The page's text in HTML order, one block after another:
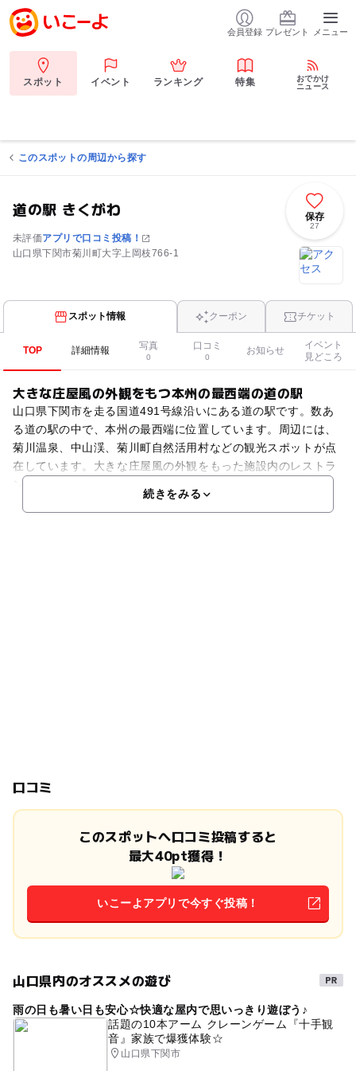
会員登録 プレゼント メニュー
スポット イベント ランキング 特集
おでかけ
ニュース
このスポットの周辺から探す
道の駅 きくがわ
未評価アプリで口コミ投稿！
山口県下関市菊川町大字上岡枝766-1
保存
27
スポット情報 クーポン チケット
TOP 詳細情報 写真
0
口コミ
0
お知らせ
イベント
見どころ
大きな庄屋風の外観をもつ本州の最西端の道の駅
山口県下関市を走る国道491号線沿いにある道の駅です。数あ
る道の駅の中で、本州の最西端に位置しています。周辺には、
菊川温泉、中山渓、菊川町自然活用村などの観光スポットが点
在しています。大きな庄屋風の外観をもった施設内のレストラ
続きをみる
口コミ
このスポットへ口コミ投稿すると
最大40pt獲得！
いこーよアプリで今すぐ投稿！
山口県内のオススメの遊び
雨の日も暑い日も安心☆快適な屋内で思いっきり遊ぼう♪
話題の10本アーム クレーンゲーム『十手観
音』家族で爆獲体験☆
山口県下関市